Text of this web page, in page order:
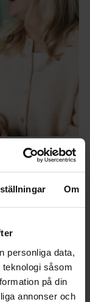
Om
personliga data,
såsom
på din
annonser och
President
ledare
idag.